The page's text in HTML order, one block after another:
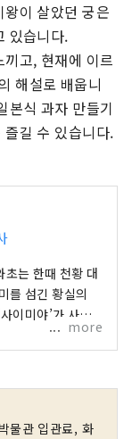
이 살았던 궁은
있습니다.
고, 현재에 이르
해설로 배웁니
본식 과자 만들기
길 수 있습니다.
는 한때 천황 대
를 섬긴 황실의
이미야’가 사적
more
물관 입관료, 화